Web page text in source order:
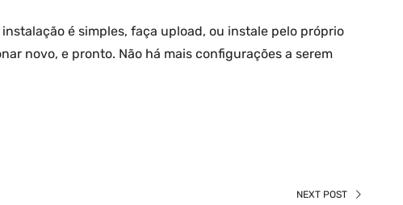
é simples, faça upload, ou instale pelo próprio
novo, e pronto. Não há mais configurações a serem
NEXT POST